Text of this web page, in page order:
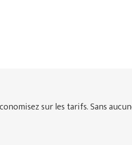
sur les tarifs. Sans